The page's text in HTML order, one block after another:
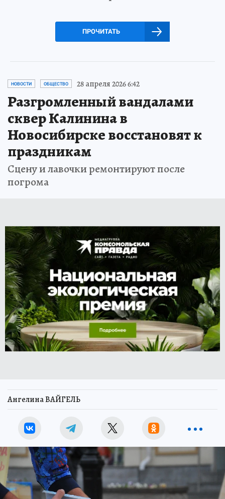
ПРОЧИТАТЬ
НОВОСТИ ОБЩЕСТВО 28 апреля 2026 6:42
Разгромленный вандалами
сквер Калинина в
Новосибирске восстановят к
праздникам
Сцену и лавочки ремонтируют после
погрома
Ангелина ВАЙГЕЛЬ